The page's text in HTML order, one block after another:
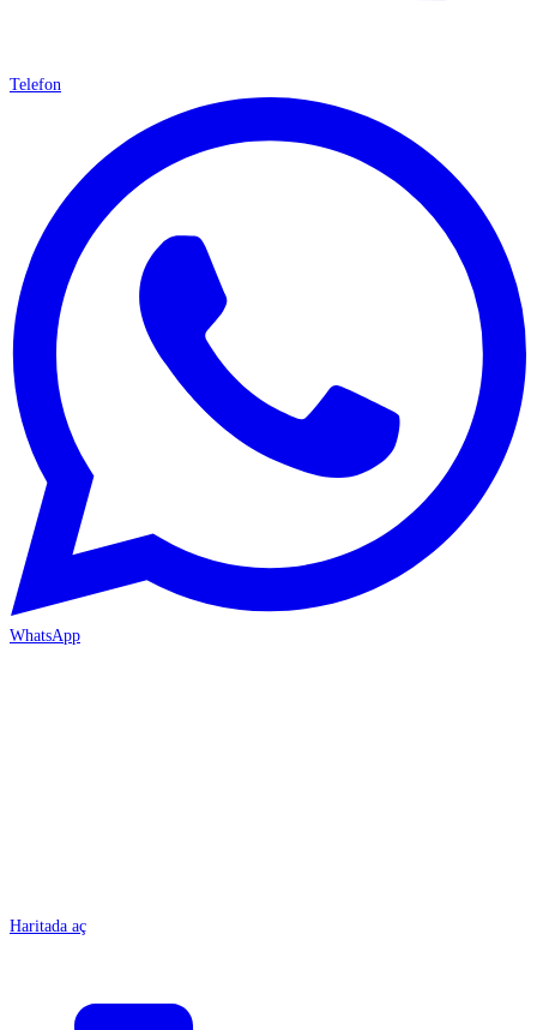
Telefon
WhatsApp
Haritada aç